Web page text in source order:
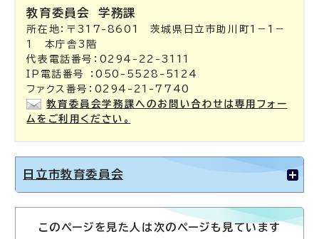
教育委員会学務課
所在地：〒317-8601 茨城県日立市助川町1－1－
1 本庁舎3階
代表電話番号：0294-22-3111
IP電話番号 ：050-5528-5124
ファクス番号：0294-21-7740
教育委員会学務課へのお問い合わせは専用フォー
ムをご利用ください。
日立市教育委員会
このページを見た人は次のページも見ています